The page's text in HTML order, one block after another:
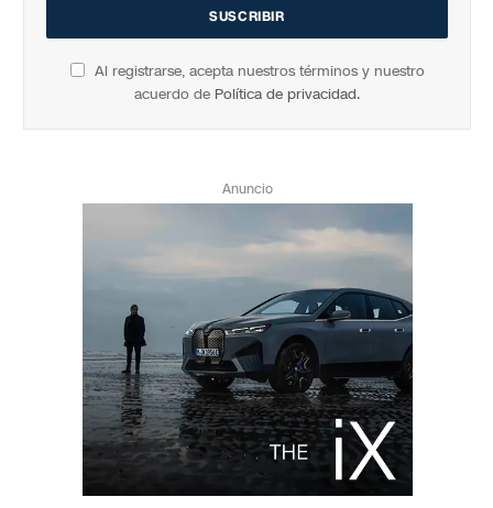
Al registrarse, acepta nuestros términos y nuestro
acuerdo de Política de privacidad.
Anuncio